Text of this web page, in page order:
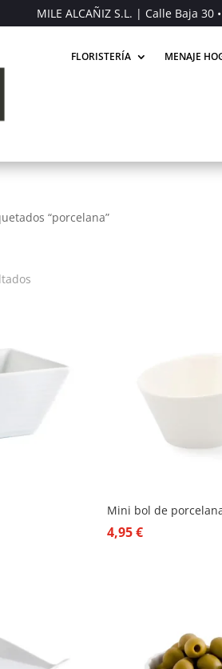
MILE ALCAÑIZ S.L. | Calle Baja 30
FLORISTERÍA MENAJE
“porcelana”
Mini bol de
4,95€